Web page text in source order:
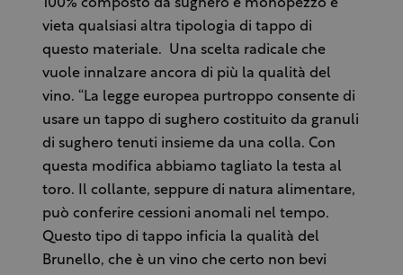
100% composto da sughero e monopezzo e
vieta qualsiasi altra tipologia di tappo di
questo materiale. Una scelta radicale che
vuole innalzare ancora di più la qualità del
vino. “La legge europea purtroppo consente di
usare un tappo di sughero costituito da granuli
di sughero tenuti insieme da una colla. Con
questa modifica abbiamo tagliato la testa al
toro. Il collante, seppure di natura alimentare,
può conferire cessioni anomali nel tempo.
Questo tipo di tappo inficia la qualità del
Brunello, che è un vino che certo non bevi